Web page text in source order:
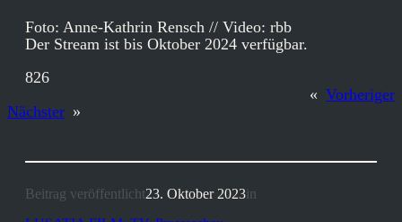
Foto: Anne-Kathrin Rensch // Video: rbb
Der Stream ist bis Oktober 2024 verfügbar.
826
« Vorheriger
Nächster »
Beitrag veröffentlicht23. Oktober 2023in